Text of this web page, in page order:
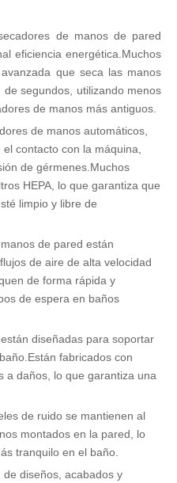
de manos de pared
eficiencia energética.Muchos
que seca las manos
segundos, utilizando menos
de manos más antiguos.
de manos automáticos,
contacto con la máquina,
de gérmenes.Muchos
HEPA, lo que garantiza que
limpio y libre de
de pared están
de aire de alta velocidad
de forma rápida y
de espera en baños
diseñadas para soportar
fabricados con
a daños, lo que garantiza una
de ruido se mantienen al
montados en la pared, lo
tranquilo en el baño.
de diseños, acabados y